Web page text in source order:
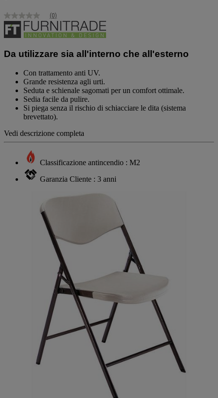
Nessuna
valutazione
Stesso
alla
pagina.
(0)
Da utilizzare sia all'interno che all'esterno
Con trattamento anti UV.
Grande resistenza agli urti.
Seduta e schienale sagomati per un comfort ottimale.
Sedia facile da pulire.
Si piega senza il rischio di schiacciare le dita (sistema
brevettato).
Vedi descrizione completa
Classificazione antincendio : M2
Garanzia Cliente : 3 anni